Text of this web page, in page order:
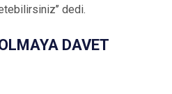
dedi.
DAVET